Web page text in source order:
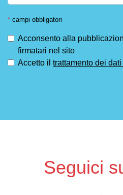
* campi obbligatori
Acconsento alla
firmatari nel sito
Accetto il trattamento dei
Seguici